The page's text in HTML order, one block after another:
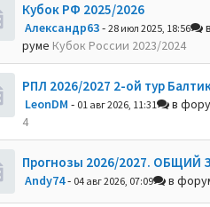
Кубок РФ 2025/2026
Александр63- 28 июл 2025, 18:56
руме Кубок России 2023/2024
РПЛ 2026/2027 2-ой тур
LeonDM - 01 авг 2026, 11:31 в
4
Прогнозы 2026/2027. ОБЩИЙ
Andy74- 04 авг 2026, 07:09 в